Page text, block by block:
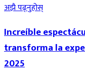
अझै पढ्नुहोस्
Increíble
transforma la
2025